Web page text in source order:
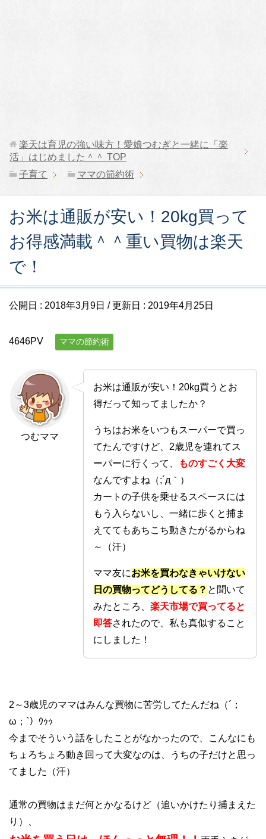
楽天は育児の強い味方！愛娘つむぎと一緒に「楽
活」はじめました＾＾ TOP
子育て
ママの節約術
お米は通販が安い！20kg買って
お得感満載＾＾重い買物は楽天
で！
公開日 : 2018年3月9日 / 更新日 : 2019年4月25日
4646PV ママの節約術
つむママ
お米は通販が安い！20kg買うとお
得だって知ってましたか？
うちはお米をいつもスーパーで買っ
てたんですけど、2歳児を連れてス
ーパーに行くって、
ものすごく大変
なんですよね（;´д｀）
カートの子供を乗せるスペースには
もう入らないし、一緒に歩くと捕ま
えててもあちこち動きたがるからね
～（汗）
ママ友にお米を買わなきゃいけない
日の買物ってどうしてる？ と聞いて
みたところ、楽天市場で買ってると
即答されたので、私も真似すること
にしました！
2～3歳児のママはみんな買物に苦労してたんだね（´；
ω；`）ｳｩｩ
今までそういう話をしたことがなかったので、こんなにも
ちょろちょろ動き回って大変なのは、うちの子だけと思っ
てました（汗）
通常の買物はまだ何とかなるけど（追いかけたり捕まえた
り）、